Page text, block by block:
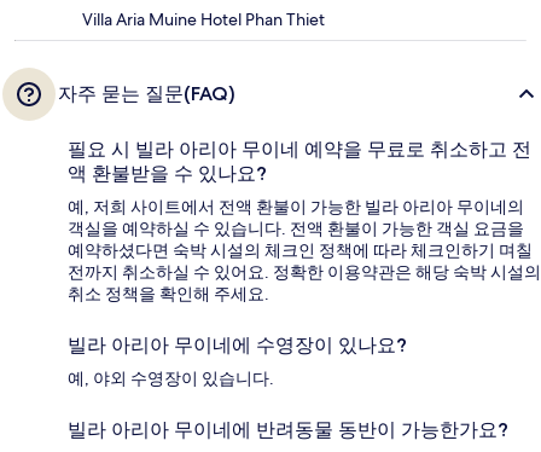
Villa Aria Muine Hotel Phan Thiet
자주 묻는 질문(FAQ)
필요 시 빌라 아리아 무이네 예약을 무료로 취소하고 전
액 환불받을 수 있나요?
예, 저희 사이트에서 전액 환불이 가능한 빌라 아리아 무이네의
객실을 예약하실 수 있습니다. 전액 환불이 가능한 객실 요금을
예약하셨다면 숙박 시설의 체크인 정책에 따라 체크인하기 며칠
전까지 취소하실 수 있어요. 정확한 이용약관은 해당 숙박 시설의
취소 정책을 확인해 주세요.
빌라 아리아 무이네에 수영장이 있나요?
예, 야외 수영장이 있습니다.
빌라 아리아 무이네에 반려동물 동반이 가능한가요?